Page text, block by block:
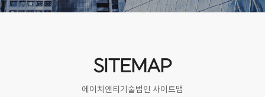
SITEMAP
에이치앤티기술법인 사이트맵